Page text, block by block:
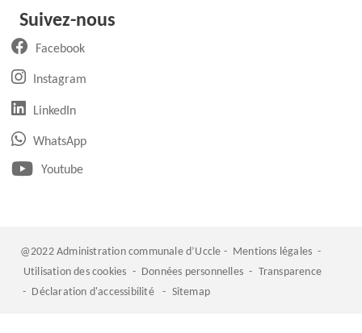
Suivez-nous
Facebook(ouvre un nouvel onglet)
Instagram(ouvre un nouvel onglet)
LinkedIn(ouvre un nouvel onglet)
WhatsApp(ouvre un nouvel onglet)
Youtube(ouvre un nouvel onglet)
@2022 Administration communale d’Uccle - Mentions légales -
Utilisation des cookies - Données personnelles - Transparence
- Déclaration d'accessibilité - Sitemap